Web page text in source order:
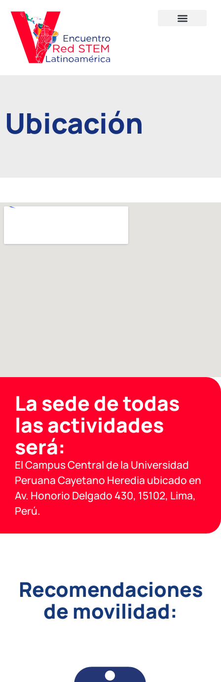
Ubicación
La sede de todas
las actividades
será:
El Campus Central de la Universidad
Peruana Cayetano Heredia ubicado en
Av. Honorio Delgado 430, 15102, Lima,
Perú.
Recomendaciones
de movilidad: